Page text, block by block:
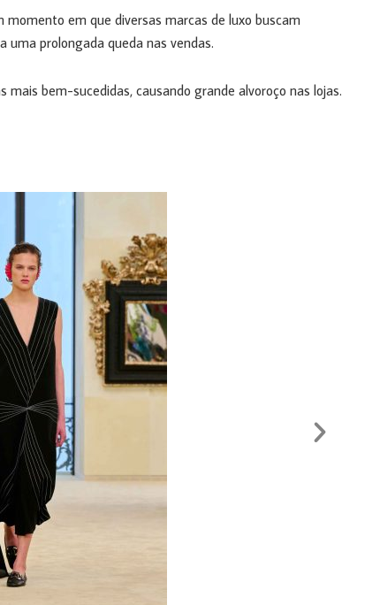
em que diversas marcas de luxo buscam
uma prolongada queda nas vendas.
bem-sucedidas, causando grande alvoroço nas lojas.